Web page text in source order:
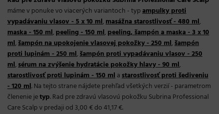
máme v ponuke vo viacerých variantoch - typampulky proti
vypadávaniu vlasov - 5 x 10 ml,masážna starostlivosť - 480 ml,
maska - 150 ml,peeling - 150 ml,peeling, šampón a maska - 3 x 10
ml,šampón na upokojenie vlasovej pokožky - 250 ml,šampón
proti lupinám - 250 ml,šampón proti vypadávaniu vlasov - 250
ml,sérum na zvýšenie hydratácie pokožky hlavy - 90 ml,
starostlivosť proti lupinám - 150 mlastarostlivosť proti šediveniu
- 120 ml. Na tejto strane nájdete prehľad všetkých verzií - parametrom
členenie jetyp. Rad pre zdravú vlasovú pokožku Subrina Professional
Care Scalp v predaji od 3,00 € do 41,17 €.